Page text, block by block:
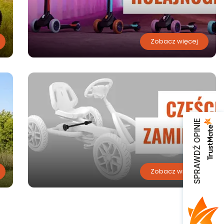
Zobacz więcej
Zobacz więcej
SPRAWDŹ OPINIE